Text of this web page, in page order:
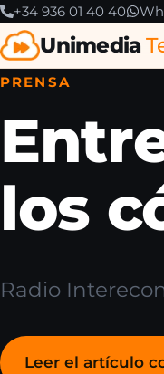
+34 936 01 40 40
Unimedia
PRENSA
los
Radio
Leer el artículo